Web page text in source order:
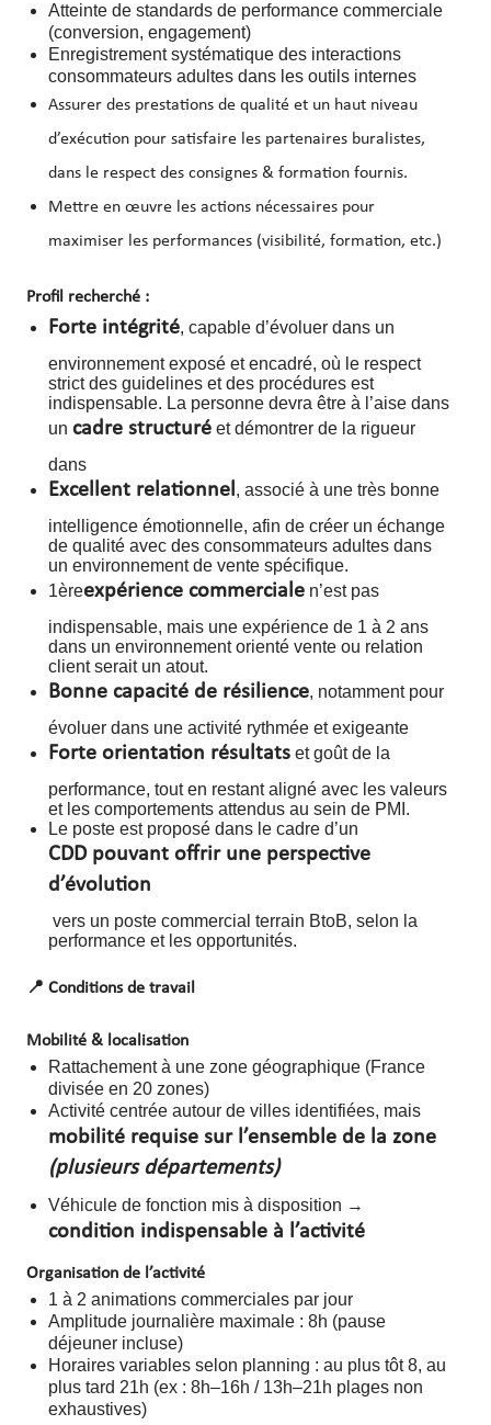
Atteinte de standards de performance commerciale
(conversion, engagement)
Enregistrement systématique des interactions
consommateurs adultes dans les outils internes
Assurer des prestations de qualité et un haut niveau
d’exécution pour satisfaire les partenaires buralistes,
dans le respect des consignes & formation fournis.
Mettre en œuvre les actions nécessaires pour
maximiser les performances (visibilité, formation, etc.)
Profil recherché :
Forte intégrité, capable d’évoluer dans un
environnement exposé et encadré, où le respect
strict des guidelines et des procédures est
indispensable. La personne devra être à l’aise dans
un cadre structuré et démontrer de la rigueur
dans
Excellent relationnel, associé à une très bonne
intelligence émotionnelle, afin de créer un échange
de qualité avec des consommateurs adultes dans
un environnement de vente spécifique.
1èreexpérience commerciale n’est pas
indispensable, mais une expérience de 1 à 2 ans
dans un environnement orienté vente ou relation
client serait un atout.
Bonne capacité de résilience, notamment pour
évoluer dans une activité rythmée et exigeante
Forte orientation résultats et goût de la
performance, tout en restant aligné avec les valeurs
et les comportements attendus au sein de PMI.
Le poste est proposé dans le cadre d’un
CDD pouvant offrir une perspective
d’évolution
vers un poste commercial terrain BtoB, selon la
performance et les opportunités.
📍 Conditions de travail
Mobilité & localisation
Rattachement à une zone géographique (France
divisée en 20 zones)
Activité centrée autour de villes identifiées, mais
mobilité requise sur l’ensemble de la zone
(plusieurs départements)
Véhicule de fonction mis à disposition →
condition indispensable à l’activité
Organisation de l’activité
1 à 2 animations commerciales par jour
Amplitude journalière maximale : 8h (pause
déjeuner incluse)
Horaires variables selon planning : au plus tôt 8, au
plus tard 21h (ex : 8h–16h / 13h–21h plages non
exhaustives)